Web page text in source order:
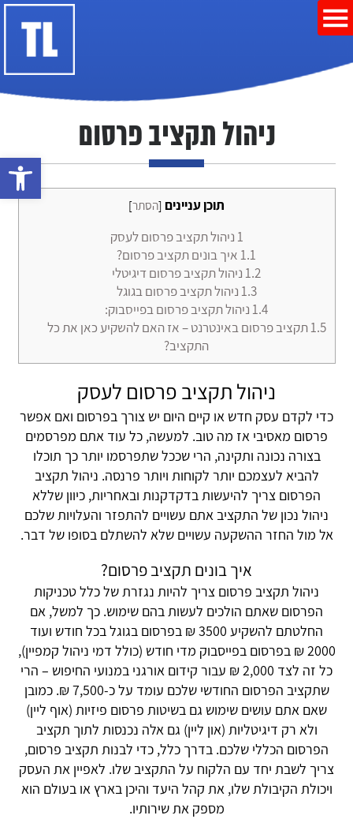
פתח
ניהול תקציב פרסום
תוכן עניינים [הסתר]
1 ניהול תקציב פרסום לעסק
1.1 איך בונים תקציב פרסום?
1.2 ניהול תקציב פרסום דיגיטלי
1.3 ניהול תקציב פרסום בגוגל
1.4 ניהול תקציב פרסום בפייסבוק:
1.5תקציב פרסום באינטרנט – אז האם להשקיע כאן את כל
התקציב?
ניהול תקציב פרסום לעסק
כדי לקדם עסק חדש או קיים היום יש צורך בפרסום ואם אפשר
פרסום מאסיבי אז מה טוב. למעשה, כל עוד אתם מפרסמים
בצורה נכונה ותקינה, הרי שככל שתפרסמו יותר כך תוכלו
להביא לעצמכם יותר לקוחות ויותר פרנסה. ניהול תקציב
הפרסום צריך להיעשות בדקדקנות ובאחריות, כיוון שללא
ניהול נכון של התקציב אתם עשויים להתפזר והעלויות שלכם
אל מול החזר ההשקעה עשויים שלא להשתלם בסופו של דבר.
איך בונים תקציב פרסום?
ניהול תקציב פרסום צריך להיות נגזרת של כלל טכניקות
הפרסום שאתם הולכים לעשות בהם שימוש. כך למשל, אם
החלטתם להשקיע 3500 ₪ בפרסום בגוגל בכל חודש ועוד
2000 ₪ בפרסום בפייסבוק מדי חודש (כולל דמי ניהול קמפיין),
כל זה לצד 2,000 ₪ עבור קידום אורגני במנועי החיפוש – הרי
שתקציב הפרסום החודשי שלכם עומד על כ-7,500 ₪. כמובן
שאם אתם עושים שימוש גם בשיטות פרסום פיזיות (אוף ליין)
ולא רק דיגיטליות (און ליין) גם אלה נכנסות לתוך תקציב
הפרסום הכללי שלכם. בדרך כלל, כדי לבנות תקציב פרסום,
צריך לשבת יחד עם הלקוח על התקציב שלו. לאפיין את העסק
ויכולת הקיבולת שלו, את קהל היעד והיכן בארץ או בעולם הוא
מספק את שירותיו.